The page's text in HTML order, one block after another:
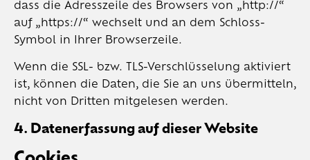
dass die Adresszeile des Browsers von „http://“
auf „https://“ wechselt und an dem Schloss-
Symbol in Ihrer Browserzeile.
Wenn die SSL- bzw. TLS-Verschlüsselung aktiviert
ist, können die Daten, die Sie an uns übermitteln,
nicht von Dritten mitgelesen werden.
4. Datenerfassung auf dieser Website